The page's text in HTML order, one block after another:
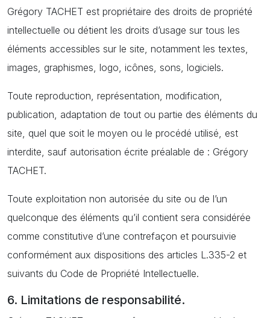
Grégory TACHET est propriétaire des droits de propriété
intellectuelle ou détient les droits d’usage sur tous les
éléments accessibles sur le site, notamment les textes,
images, graphismes, logo, icônes, sons, logiciels.
Toute reproduction, représentation, modification,
publication, adaptation de tout ou partie des éléments du
site, quel que soit le moyen ou le procédé utilisé, est
interdite, sauf autorisation écrite préalable de : Grégory
TACHET.
Toute exploitation non autorisée du site ou de l’un
quelconque des éléments qu’il contient sera considérée
comme constitutive d’une contrefaçon et poursuivie
conformément aux dispositions des articles L.335-2 et
suivants du Code de Propriété Intellectuelle.
6. Limitations de responsabilité.